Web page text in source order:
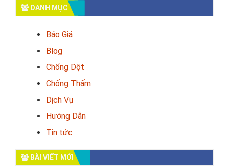
DANH MỤC
Báo Giá
Blog
Chống Dột
Chống Thấm
Dịch Vụ
Hướng Dẫn
Tin tức
BÀI VIẾT MỚI